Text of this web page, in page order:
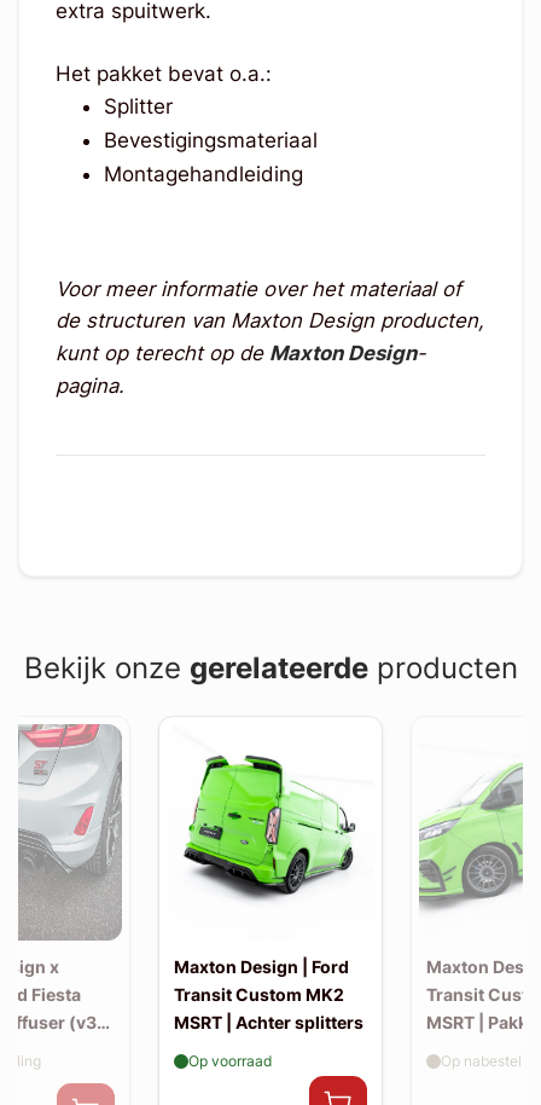
extra spuitwerk.
Het pakket bevat o.a.:
Splitter
Bevestigingsmateriaal
Montagehandleiding
Voor meer informatie over het materiaal of
de structuren van Maxton Design producten,
kunt op terecht op de Maxton Design-
pagina.
Bekijk onze gerelateerdeproducten
x
Fiesta
(v3)
Maxton Design | Ford
Transit Custom MK2
MSRT | Achter splitters
Op voorraad
Maxton
Transit
MSRT |
Op